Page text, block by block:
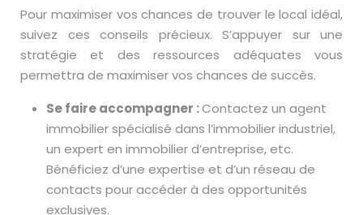
Pour maximiser vos chances de trouver le local idéal,
suivez ces conseils précieux. S’appuyer sur une
stratégie et des ressources adéquates vous
permettra de maximiser vos chances de succès.
Se faire accompagner :Contactez un agent
immobilier spécialisé dans l’immobilier industriel,
un expert en immobilier d’entreprise, etc.
Bénéficiez d’une expertise et d’un réseau de
contacts pour accéder à des opportunités
exclusives.